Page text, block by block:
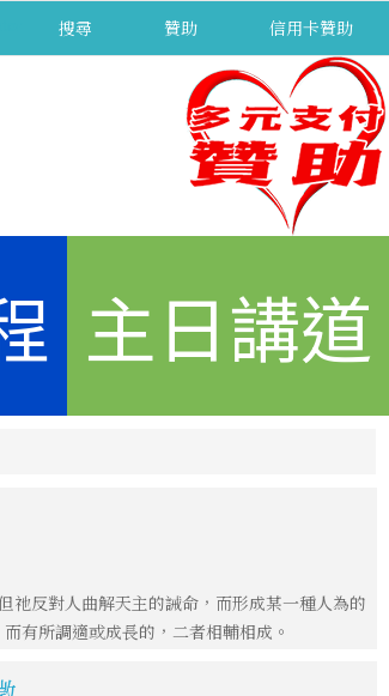
搜尋 贊助 信用卡贊助
主日講道
祂反對人曲解天主的誡命，而形成某一種人為的
有所調適或成長的，二者相輔相成。